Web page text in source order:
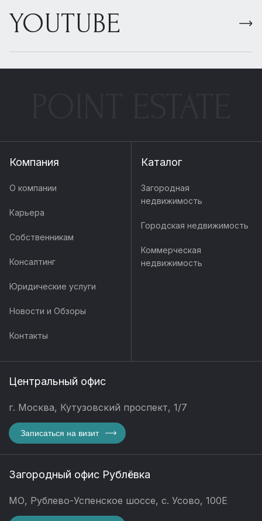
YOUTUBE
Компания
О компании
Карьера
Собственникам
Консалтинг
Юридические услуги
Новости и Обзоры
Контакты
Каталог
Загородная
недвижимость
Городская недвижимость
Коммерческая
недвижимость
Центральный офис
г. Москва, Кутузовский проспект, 1/7
Записаться на визит
Загородный офис Рублёвка
МО, Рублево-Успенское шоссе, с. Усово, 100Е